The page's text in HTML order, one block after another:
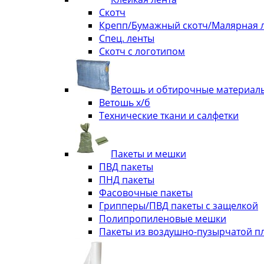
Скотч
Крепп/Бумажный скотч/Малярная
Спец. ленты
Скотч с логотипом
Ветошь и обтирочные
Ветошь х/б
Технические ткани и салфетки
Пакеты и мешки
ПВД пакеты
ПНД пакеты
Фасовочные пакеты
Грипперы/ПВД пакеты с защелкой
Полипропиленовые мешки
Пакеты из воздушно-пузырчатой